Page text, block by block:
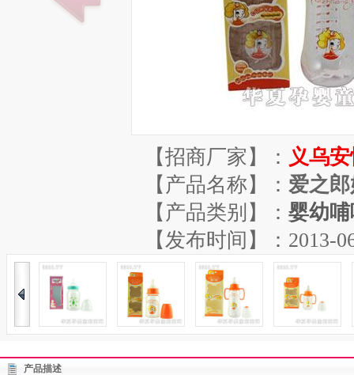
【招商厂家】： 义乌
【产品名称】： 爱之
【产品类别】： 婴幼
【发布时间】：2013-
产品描述